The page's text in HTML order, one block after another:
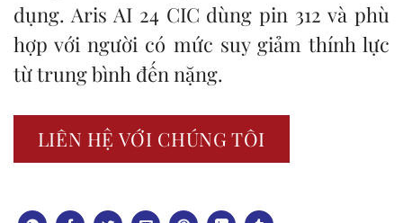
dụng. Aris AI 24 CIC dùng pin 312 và phù
hợp với người có mức suy giảm thính lực
từ trung bình đến nặng.
LIÊN HỆ VỚI CHÚNG TÔI